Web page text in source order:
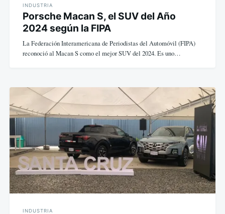
INDUSTRIA
Porsche Macan S, el SUV del Año
2024 según la FIPA
La Federación Interamericana de Periodistas del Automóvil (FIPA)
reconoció al Macan S como el mejor SUV del 2024. Es uno…
INDUSTRIA